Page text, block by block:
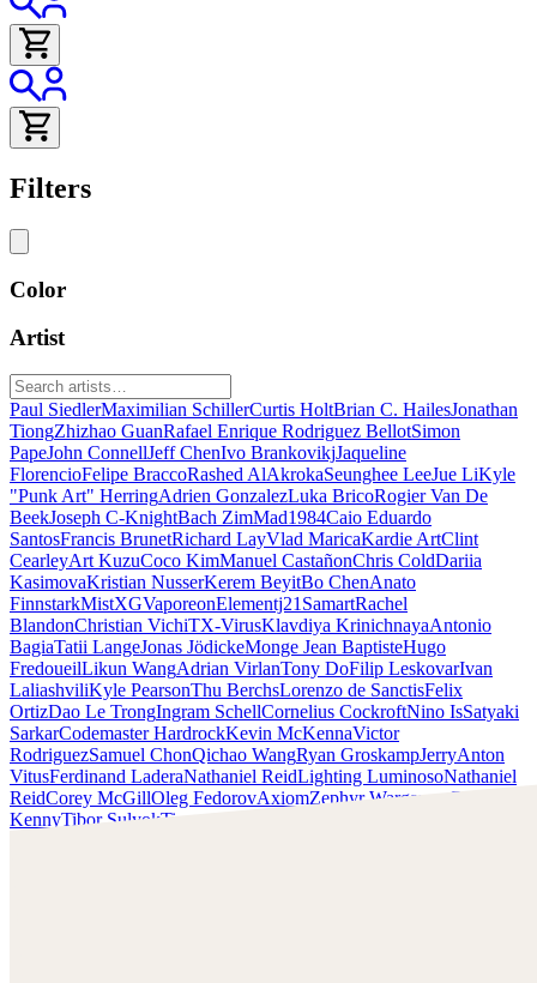
Filters
Color
Artist
Paul SiedlerMaximilian SchillerCurtis HoltBrian C. HailesJonathan
TiongZhizhao GuanRafael Enrique Rodriguez BellotSimon
PapeJohn ConnellJeff ChenIvo BrankovikjJaqueline
FlorencioFelipe BraccoRashed AlAkrokaSeunghee LeeJue LiKyle
"Punk Art" HerringAdrien GonzalezLuka BricoRogier Van De
BeekJoseph C-KnightBach ZimMad1984Caio Eduardo
SantosFrancis BrunetRichard LayVlad MaricaKardie ArtClint
CearleyArt KuzuCoco KimManuel CastañonChris ColdDariia
KasimovaKristian NusserKerem BeyitBo ChenAnato
FinnstarkMistXGVaporeonElementj21 SamartRachel
BlandonChristian VichiTX-VirusKlavdiya KrinichnayaAntonio
BagiaTatii LangeJonas JödickeMonge Jean BaptisteHugo
FredoueilLikun WangAdrian VirlanTony DoFilip LeskovarIvan
LaliashviliKyle PearsonThu BerchsLorenzo de SanctisFelix
OrtizDao Le TrongIngram SchellCornelius CockroftNino IsSatyaki
SarkarCodemaster HardrockKevin McKennaVictor
RodriguezSamuel ChonQichao WangRyan GroskampJerryAnton
VitusFerdinand LaderaNathaniel ReidLighting LuminosoNathaniel
ReidCorey McGillOleg FedorovAxiomZephyr Wargames
Gonzalo
KennyTibor SulyokTimmy the Sorcerer